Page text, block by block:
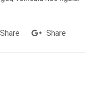
Share Share